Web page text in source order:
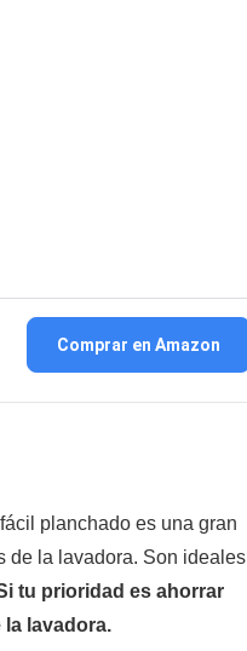
Comprar en Amazon
planchado es una gran
de la lavadora. Son ideales
tu prioridad es ahorrar
lavadora.